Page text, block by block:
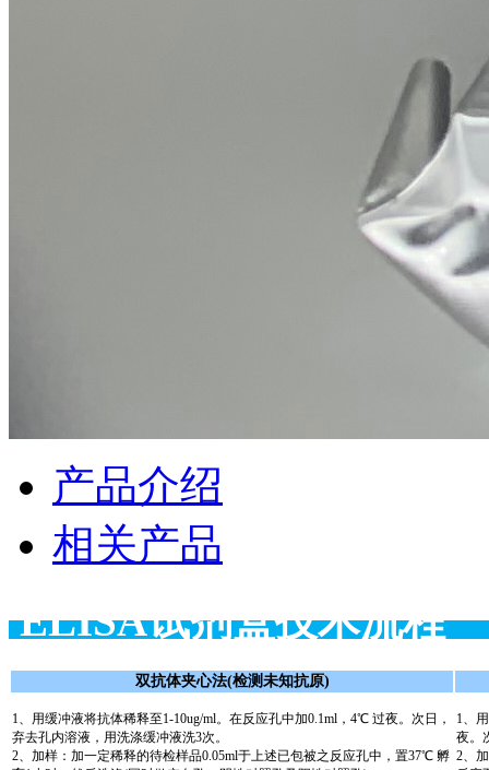
产品介绍
相关产品
ELISA试剂盒技
双抗体夹心法(检测未知抗原)
1、用缓冲液将抗体稀释至1-10ug/ml。在反应孔中加0.1ml，4℃ 过夜。次日，
弃去孔内溶液，用洗涤缓冲液洗3次。
2、加样：加一定稀释的待检样品0.05ml于上述已包被之反应孔中，置37℃ 孵
1、
夜。
2、